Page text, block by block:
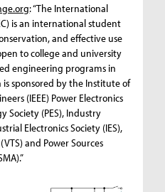
: “The International
is an international student
and effective use
to college and university
engineering programs in
sponsored by the Institute of
(IEEE) Power Electronics
Society (PES), Industry
Electronics Society (IES),
and Power Sources